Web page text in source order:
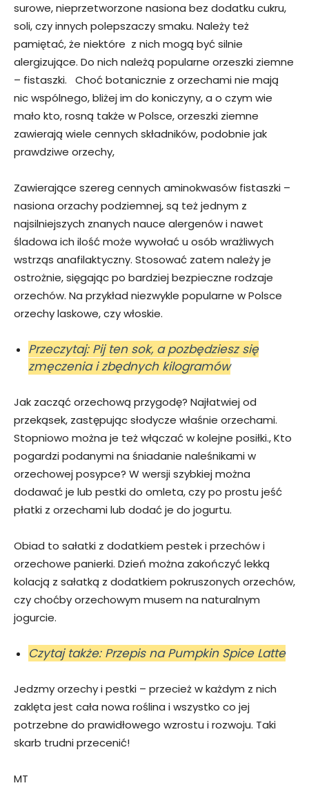
surowe, nieprzetworzone nasiona bez dodatku cukru,
soli, czy innych polepszaczy smaku. Należy też
pamiętać, że niektóre z nich mogą być silnie
alergizujące. Do nich należą popularne orzeszki ziemne
– fistaszki. Choć botanicznie z orzechami nie mają
nic wspólnego, bliżej im do koniczyny, a o czym wie
mało kto, rosną także w Polsce, orzeszki ziemne
zawierają wiele cennych składników, podobnie jak
prawdziwe orzechy,
Zawierające szereg cennych aminokwasów fistaszki –
nasiona orzachy podziemnej, są też jednym z
najsilniejszych znanych nauce alergenów i nawet
śladowa ich ilość może wywołać u osób wrażliwych
wstrząs anafilaktyczny. Stosować zatem należy je
ostrożnie, sięgając po bardziej bezpieczne rodzaje
orzechów. Na przykład niezwykle popularne w Polsce
orzechy laskowe, czy włoskie.
Przeczytaj: Pij ten sok, a pozbędziesz się
zmęczenia i zbędnych kilogramów
Jak zacząć orzechową przygodę? Najłatwiej od
przekąsek, zastępując słodycze właśnie orzechami.
Stopniowo można je też włączać w kolejne posiłki., Kto
pogardzi podanymi na śniadanie naleśnikami w
orzechowej posypce? W wersji szybkiej można
dodawać je lub pestki do omleta, czy po prostu jeść
płatki z orzechami lub dodać je do jogurtu.
Obiad to sałatki z dodatkiem pestek i przechów i
orzechowe panierki. Dzień można zakończyć lekką
kolacją z sałatką z dodatkiem pokruszonych orzechów,
czy choćby orzechowym musem na naturalnym
jogurcie.
Czytaj także: Przepis na Pumpkin Spice Latte
Jedzmy orzechy i pestki – przecież w każdym z nich
zaklęta jest cała nowa roślina i wszystko co jej
potrzebne do prawidłowego wzrostu i rozwoju. Taki
skarb trudni przecenić!
MT